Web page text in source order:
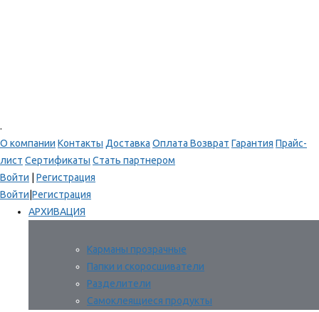
.
О компании Контакты Доставка Оплата Возврат Гарантия Прайс-
лист Сертификаты Стать партнером
Войти
Регистрация
Войти Регистрация
АРХИВАЦИЯ
Карманы прозрачные
Папки и скоросшиватели
Разделители
Самоклеящиеся продукты